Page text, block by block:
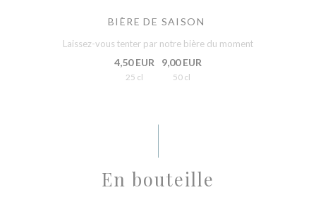
BIÈRE DE SAISON
Laissez-vous tenter par notre bière du moment
4,50 EUR
25 cl
9,00 EUR
50 cl
En bouteille